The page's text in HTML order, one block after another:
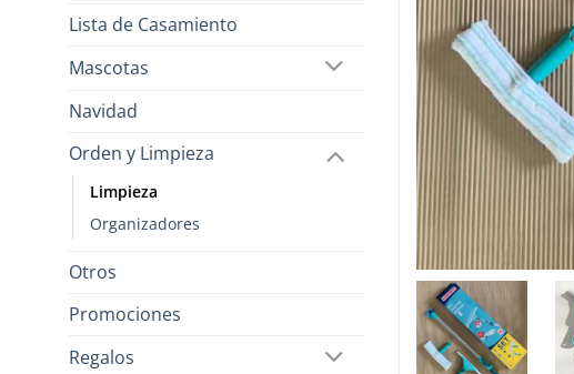
Lista de Casamiento
Mascotas
Navidad
Orden y Limpieza
Limpieza
Organizadores
Otros
Promociones
Regalos